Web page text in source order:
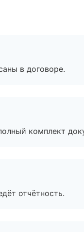
в договоре.
комплект
отчётность.